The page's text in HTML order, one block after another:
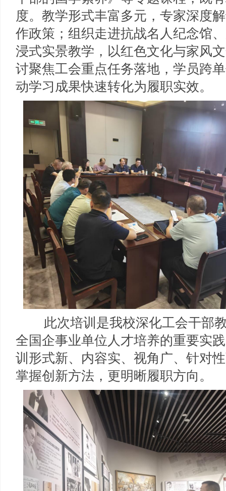
度。教学形式丰富多元，专家深度
作政策；组织走进抗战名人纪念馆
浸式实景教学，以红色文化与家风
讨聚焦工会重点任务落地，学员跨
动学习成果快速转化为履职实效。
此次培训是我校深化工会干部
全国企事业单位人才培养的重要实
训形式新、内容实、视角广、针对
掌握创新方法，更明晰履职方向。